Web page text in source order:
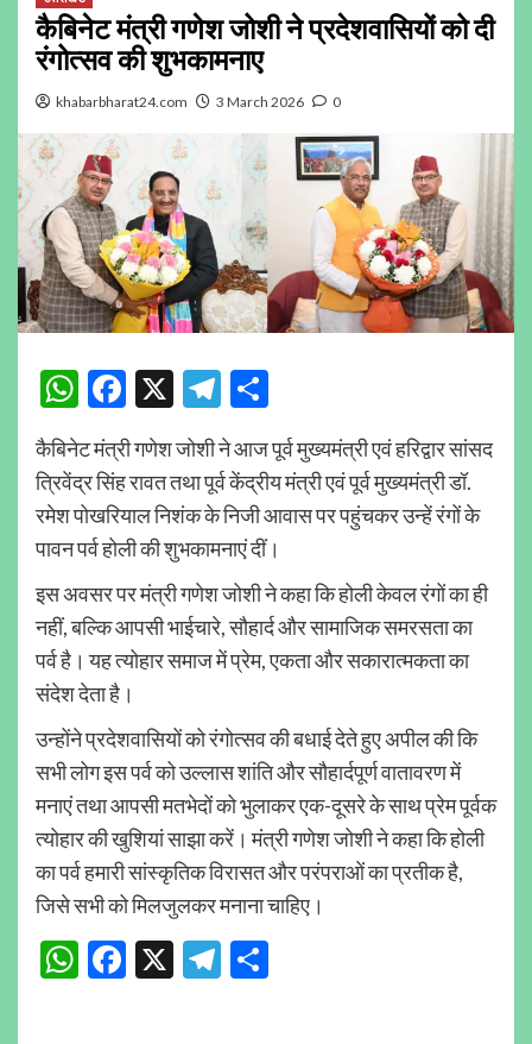
कैबिनेट मंत्री गणेश जोशी ने प्रदेशवासियों को दी
रंगोत्सव की शुभकामनाए
khabarbharat24.com 3 March 2026 0
WhatsApp
Facebook
X Telegram
कैबिनेट मंत्री गणेश जोशी ने आज पूर्व मुख्यमंत्री एवं हरिद्वार सांसद
त्रिवेंद्र सिंह रावत तथा पूर्व केंद्रीय मंत्री एवं पूर्व मुख्यमंत्री डॉ.
रमेश पोखरियाल निशंक के निजी आवास पर पहुंचकर उन्हें रंगों के
पावन पर्व होली की शुभकामनाएं दीं।
इस अवसर पर मंत्री गणेश जोशी ने कहा कि होली केवल रंगों का ही
नहीं, बल्कि आपसी भाईचारे, सौहार्द और सामाजिक समरसता का
पर्व है। यह त्योहार समाज में प्रेम, एकता और सकारात्मकता का
संदेश देता है।
उन्होंने प्रदेशवासियों को रंगोत्सव की बधाई देते हुए अपील की कि
सभी लोग इस पर्व को उल्लास शांति और सौहार्दपूर्ण वातावरण में
मनाएं तथा आपसी मतभेदों को भुलाकर एक-दूसरे के साथ प्रेम पूर्वक
त्योहार की खुशियां साझा करें। मंत्री गणेश जोशी ने कहा कि होली
का पर्व हमारी सांस्कृतिक विरासत और परंपराओं का प्रतीक है,
जिसे सभी को मिलजुलकर मनाना चाहिए।
WhatsApp
Facebook
X Telegram